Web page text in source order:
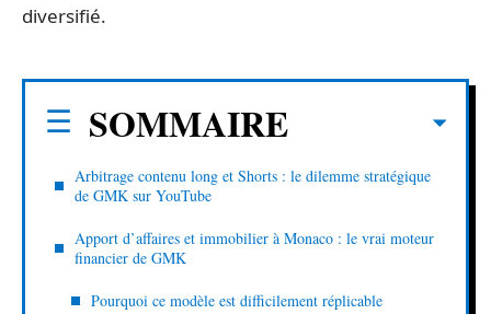
diversifié.
SOMMAIRE
Arbitrage contenu long et Shorts : le dilemme stratégique
de GMK sur YouTube
Apport d’affaires et immobilier à Monaco : le vrai moteur
financier de GMK
Pourquoi ce modèle est difficilement réplicable